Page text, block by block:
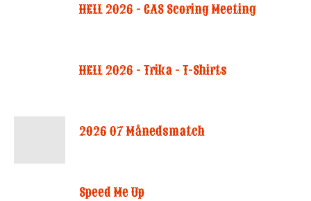
HELL 2026 - CAS Scoring Meeting
HELL 2026 - Trika - T-Shirts
2026 07 Månedsmatch
Speed Me Up